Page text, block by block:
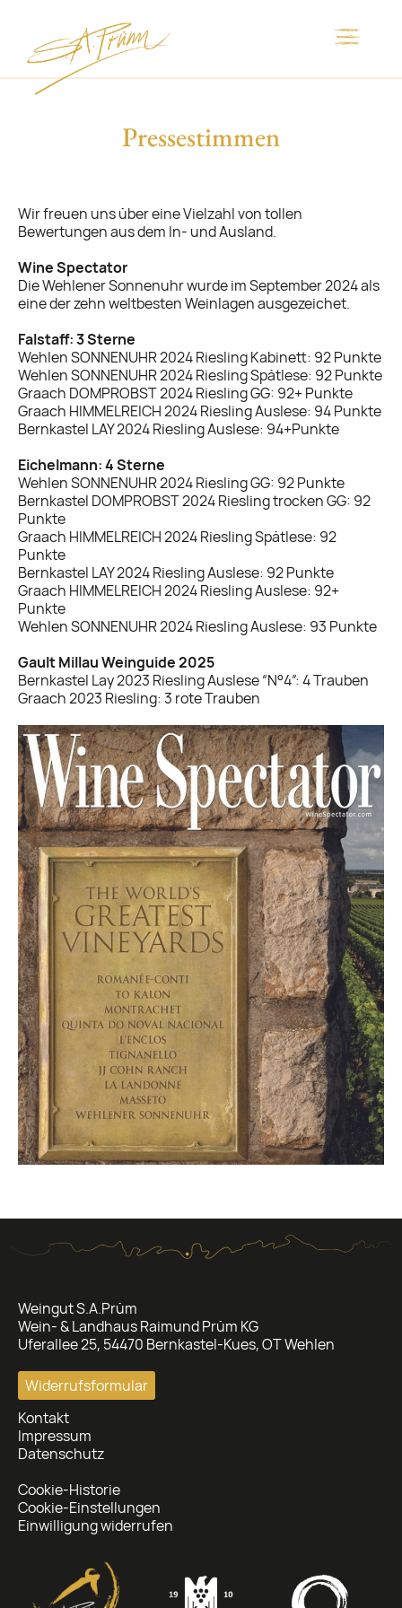
Pressestimmen
Wir freuen uns über eine Vielzahl von tollen
Bewertungen aus dem In- und Ausland.
Wine Spectator
Die Wehlener Sonnenuhr wurde im September 2024 als
eine der zehn weltbesten Weinlagen ausgezeichet.
Falstaff: 3 Sterne
Wehlen SONNENUHR 2024 Riesling Kabinett: 92 Punkte
Wehlen SONNENUHR 2024 Riesling Spätlese: 92 Punkte
Graach DOMPROBST 2024 Riesling GG: 92+ Punkte
Graach HIMMELREICH 2024 Riesling Auslese: 94 Punkte
Bernkastel LAY 2024 Riesling Auslese: 94+Punkte
Eichelmann: 4 Sterne
Wehlen SONNENUHR 2024 Riesling GG: 92 Punkte
Bernkastel DOMPROBST 2024 Riesling trocken GG: 92
Punkte
Graach HIMMELREICH 2024 Riesling Spätlese: 92
Punkte
Bernkastel LAY 2024 Riesling Auslese: 92 Punkte
Graach HIMMELREICH 2024 Riesling Auslese: 92+
Punkte
Wehlen SONNENUHR 2024 Riesling Auslese: 93 Punkte
Gault Millau Weinguide 2025
Bernkastel Lay 2023 Riesling Auslese “N°4”: 4 Trauben
Graach 2023 Riesling: 3 rote Trauben
Weingut S.A.Prüm
Wein- & Landhaus Raimund Prüm KG
Uferallee 25, 54470 Bernkastel-Kues, OT Wehlen
Widerrufsformular
Kontakt
Impressum
Datenschutz
Cookie-Historie
Cookie-Einstellungen
Einwilligung widerrufen